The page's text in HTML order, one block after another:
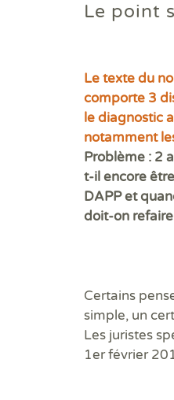
Devenir
Contact
Le point
Le texte du
comporte 3
le diagnostic
notamment
Problème : 2
t-il encore
DAPP et
doit-on refaire
Certains
simple, un
Les juristes
1er février